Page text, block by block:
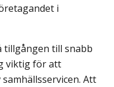
i
tillgången till snabb
viktig för att
Att